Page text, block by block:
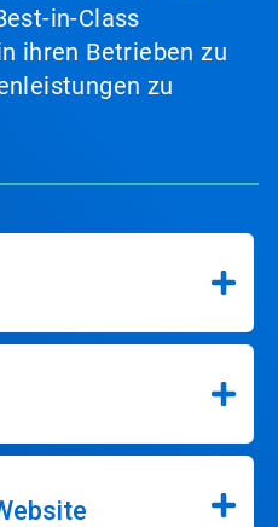
in-Class
ihren Betrieben zu
zu